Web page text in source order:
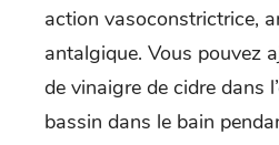
action vasoconstrictrice,
antalgique. Vous pouvez
de vinaigre de cidre dans
bassin dans le bain